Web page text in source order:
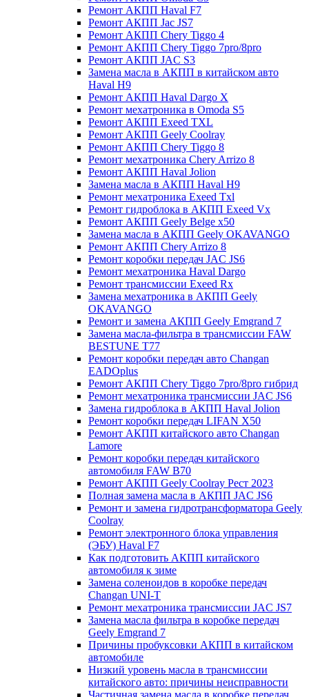
Ремонт АКПП Haval F7
Ремонт АКПП Jac JS7
Ремонт АКПП Chery Tiggo 4
Ремонт АКПП Chery Tiggo 7pro/8pro
Ремонт АКПП JAC S3
Замена масла в АКПП в китайском авто
Haval H9
Ремонт АКПП Haval Dargo X
Ремонт мехатроника в Omoda S5
Ремонт АКПП Exeed TXL
Ремонт АКПП Geely Coolray
Ремонт АКПП Chery Tiggo 8
Ремонт мехатроника Chery Arrizo 8
Ремонт АКПП Haval Jolion
Замена масла в АКПП Haval H9
Ремонт мехатроника Exeed Txl
Ремонт гидроблока в АКПП Exeed Vx
Ремонт АКПП Geely Belge x50
Замена масла в АКПП Geely OKAVANGO
Ремонт АКПП Chery Arrizo 8
Ремонт коробки передач JAC JS6
Ремонт мехатроника Haval Dargo
Ремонт трансмиссии Exeed Rx
Замена мехатроника в АКПП Geely
OKAVANGO
Ремонт и замена АКПП Geely Emgrand 7
Замена масла-фильтра в трансмиссии FAW
BESTUNE T77
Ремонт коробки передач авто Changan
EADOplus
Ремонт АКПП Chery Tiggo 7pro/8pro гибрид
Ремонт мехатроника трансмиссии JAC JS6
Замена гидроблока в АКПП Haval Jolion
Ремонт коробки передач LIFAN X50
Ремонт АКПП китайского авто Changan
Lamore
Ремонт коробки передач китайского
автомобиля FAW B70
Ремонт АКПП Geely Coolray Pест 2023
Полная замена масла в АКПП JAC JS6
Ремонт и замена гидротрансформатора Geely
Coolray
Ремонт электронного блока управления
(ЭБУ) Haval F7
Как подготовить АКПП китайского
автомобиля к зиме
Замена соленоидов в коробке передач
Changan UNI-T
Ремонт мехатроника трансмиссии JAC JS7
Замена масла фильтра в коробке передач
Geely Emgrand 7
Причины пробуксовки АКПП в китайском
автомобиле
Низкий уровень масла в трансмиссии
китайского авто: причины неисправности
Частичная замена масла в коробке передач